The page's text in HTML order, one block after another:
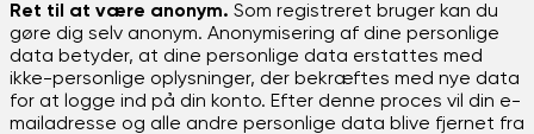
Ret til at være anonym. Som registreret bruger kan du
gøre dig selv anonym. Anonymisering af dine personlige
data betyder, at dine personlige data erstattes med
ikke-personlige oplysninger, der bekræftes med nye data
for at logge ind på din konto. Efter denne proces vil din e-
mailadresse og alle andre personlige data blive fjernet fra